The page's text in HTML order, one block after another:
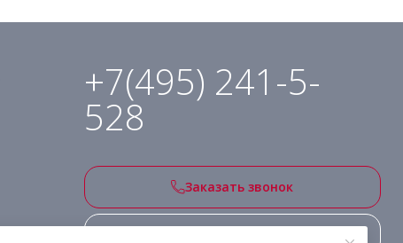
+7(495) 241-5-
528
Заказать звонок